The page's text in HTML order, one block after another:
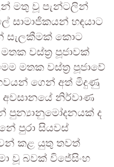
මතු වූ පැන්ටලින්
සාමාජිකයන් හඳයාට
සැලකීමක් කොට
වස්ත්‍ර පූජාවක්
මතක වස්ත්‍ර පූජාවේ
ගෙන් අත් මිදුණු
අවසානයේ නිර්වාණ
පුන්‍යානුමෝදනයක් ද
පුරා සියවස්
කළ යුතු තවත්
වූ බවක් විජේසිංහ